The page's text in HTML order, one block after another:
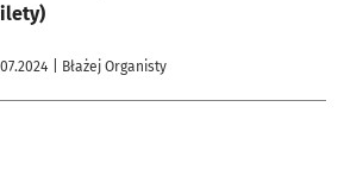
| Błażej Organisty